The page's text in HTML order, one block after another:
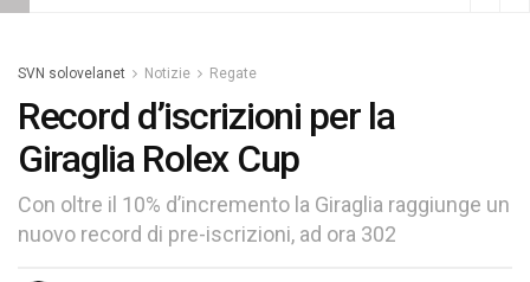
SVN solovelanet Notizie Regate
Record d’iscrizioni per la
Giraglia Rolex Cup
Con oltre il 10% d’incremento la Giraglia raggiunge un
nuovo record di pre-iscrizioni, ad ora 302